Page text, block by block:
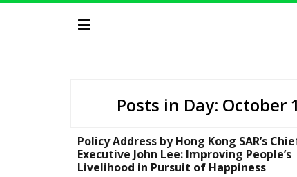
Posts in Day: October
Policy Address by Hong Kong SAR’s
Executive John Lee: Improving People’s
Livelihood in Pursuit of Happiness